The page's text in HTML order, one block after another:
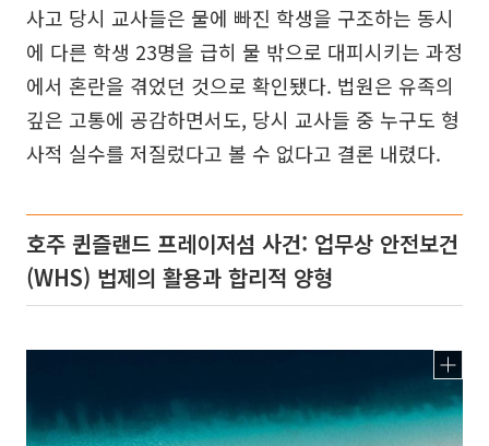
사고 당시 교사들은 물에 빠진 학생을 구조하는 동시
에 다른 학생 23명을 급히 물 밖으로 대피시키는 과정
에서 혼란을 겪었던 것으로 확인됐다. 법원은 유족의
깊은 고통에 공감하면서도, 당시 교사들 중 누구도 형
사적 실수를 저질렀다고 볼 수 없다고 결론 내렸다.
호주 퀸즐랜드 프레이저섬 사건: 업무상 안전보건
(WHS) 법제의 활용과 합리적 양형